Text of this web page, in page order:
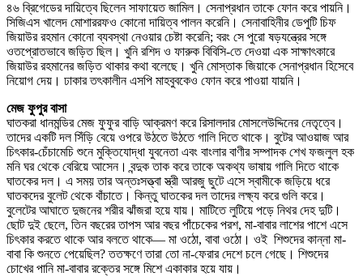
৪৬ ব্রিগেডের দায়িত্বে ছিলেন সাফায়েত জামিল। সেনাপ্রধান তাকে ফোন করে পায়নি।
সিজিএস খালেদ মোশাররফও কোনো দায়িত্ব পালন করেনি। সেনাবাহিনীর ডেপুটি চিফ
জিয়াউর রহমান কোনো ব্যবস্থা নেওয়ার চেষ্টা করেনি; বরং সে পুরো ষড়যন্ত্রের সঙ্গে
ওতপ্রোতভাবে জড়িত ছিল। খুনি রশিদ ও ফারুক বিবিসি-তে দেওয়া এক সাক্ষাৎকারে
জিয়াউর রহমানের জড়িত থাকার কথা বলেছে। খুনি মোস্তাক জিয়াকে সেনাপ্রধান হিসেবে
নিয়োগ দেয়। ঢাকার তৎকালীন এসপি মাহবুবকেও ফোন করে পাওয়া যায়নি।
মেজ ফুপুর বাসা
ঘাতকরা ধানমন্ডির মেজ ফুফুর বাড়ি আক্রমণ করে রিসালদার মোসলেউদ্দিনের নেতৃত্বে।
তাদের একটি দল সিঁড়ি বেয়ে ওপরে উঠতে উঠতে গালি দিতে থাকে। বুটের আওয়াজ আর
চিৎকার-চেঁচামেচি শুনে মুক্তিযোদ্ধা যুবনেতা এবং বাংলার বাণীর সম্পাদক শেখ ফজলুল হক
মনি ঘর থেকে বেরিয়ে আসেন। বন্দুক তাক করে তাকে অকথ্য ভাষায় গালি দিতে থাকে
ঘাতকের দল। এ সময় তার অন্তঃসত্ত্বা স্ত্রী আরজু ছুটে এসে স্বামীকে জড়িয়ে ধরে
ঘাতকদের বুলেট থেকে বাঁচাতে। কিন্তু ঘাতকের দল তাদের লক্ষ্য করে গুলি করে।
বুলেটের আঘাতে দুজনের শরীর ঝাঁজরা হয়ে যায়। মাটিতে লুটিয়ে পড়ে নিথর দেহ দুটি।
ছোট দুই ছেলে, তিন বছরের তাপস আর বছর পাঁচেকের পরশ, মা-বাবার লাশের পাশে এসে
চিৎকার করতে থাকে আর বলতে থাকে— মা ওঠো, বাবা ওঠো। ওই শিশুদের কান্না মা-
বাবা কি শুনতে পেয়েছিল? ততক্ষণে তারা তো না-ফেরার দেশে চলে গেছে। শিশুদের
চোখের পানি মা-বাবার রক্তের সঙ্গে মিশে একাকার হয়ে যায়।